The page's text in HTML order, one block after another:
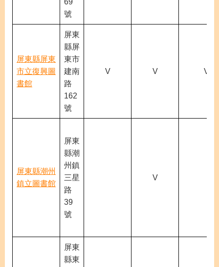
69
號
屏東縣屏東
市立復興圖
書館
屏東
縣屏
東市
建南
路
162
號
V V V
屏東縣潮州
鎮立圖書館
屏東
縣潮
州鎮
三星
路
39
號
V
屏東
縣東